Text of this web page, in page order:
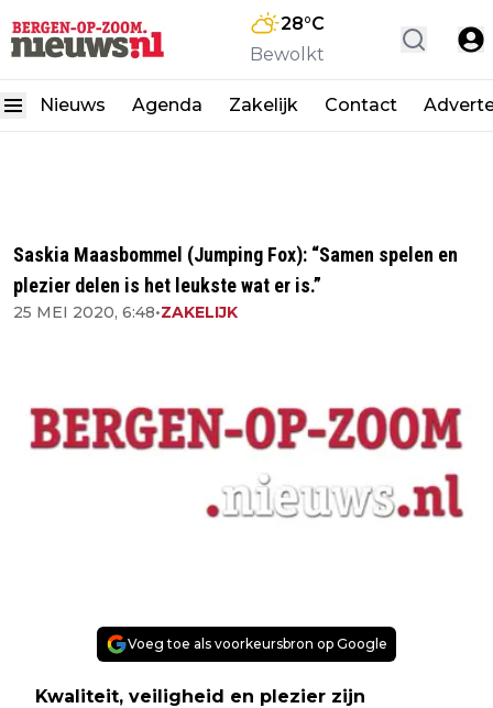
28°C
Bewolkt
Nieuws Agenda Zakelijk Contact
Saskia Maasbommel (Jumping Fox): “Samen spelen en
plezier delen is het leukste wat er is.”
25 MEI 2020, 6:48•ZAKELIJK
Voeg toe als voorkeursbron op Google
Kwaliteit, veiligheid en plezier zijn